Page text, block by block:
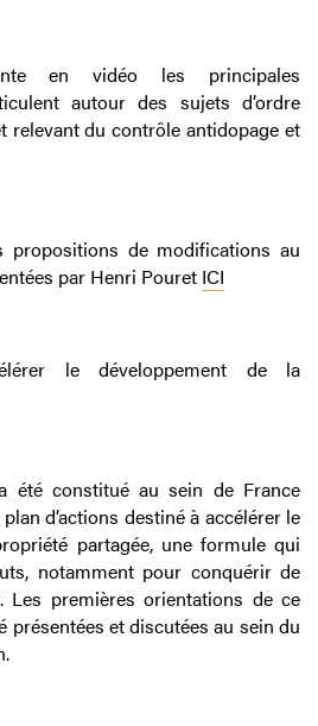
en vidéo les principales
autour des sujets d’ordre
relevant du contrôle antidopage et
propositions de modifications au
par Henri Pouret ICI
le développement de la
été constitué au sein de France
d’actions destiné à accélérer le
partagée, une formule qui
notamment pour conquérir de
Les premières orientations de ce
présentées et discutées au sein du